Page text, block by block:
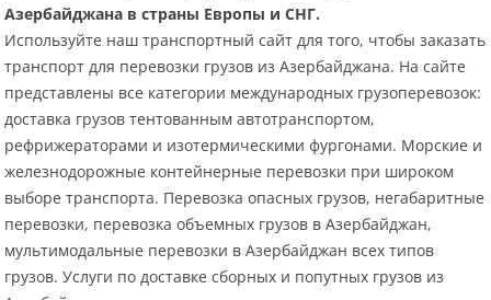
Азербайджана в страны Европы и СНГ.
Используйте наш транспортный сайт для того, чтобы заказать
транспорт для перевозки грузов из Азербайджана. На сайте
представлены все категории международных грузоперевозок:
доставка грузов тентованным автотранспортом,
рефрижераторами и изотермическими фургонами. Морские и
железнодорожные контейнерные перевозки при широком
выборе транспорта. Перевозка опасных грузов, негабаритные
перевозки, перевозка объемных грузов в Азербайджан,
мультимодальные перевозки в Азербайджан всех типов
грузов. Услуги по доставке сборных и попутных грузов из